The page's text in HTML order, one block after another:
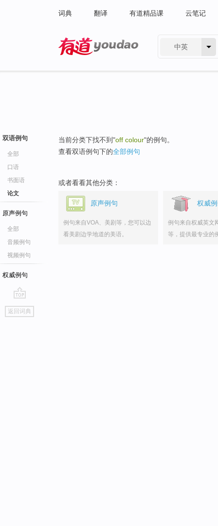
词典 翻译 有道精品课 云笔记
中英
双语例句
全部
口语
书面语
论文
原声例句
全部
音频例句
视频例句
权威例句
go
top
返回词典
当前分类下找不到"off colour"的例句。
查看双语例句下的全部例句
或者看看其他分类：
原声例句
例句来自VOA、美剧等，您可以边
看美剧边学地道的美语。
权威
例句来自权威英文
等，提供最专业的